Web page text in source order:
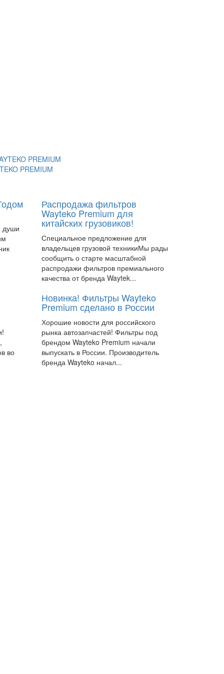
PREMIUM
души
Распродажа фильтров
Wayteko Premium для
китайских грузовиков!
Специальное предложение для
владельцев грузовой техникиМы рады
сообщить о старте масштабной
распродажи фильтров премиального
качества от бренда Waytek...
во
Новинка! Фильтры Wayteko
Premium сделано в России
Хорошие новости для российского
рынка автозапчастей! Фильтры под
брендом Wayteko Premium начали
выпускать в России. Производитель
бренда Wayteko начал...